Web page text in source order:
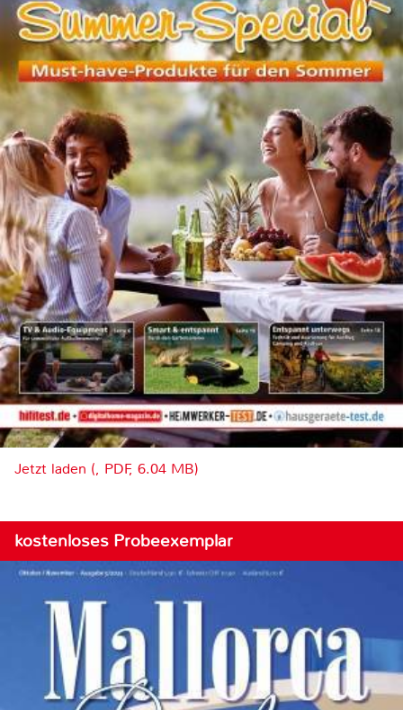
Jetzt laden (, PDF, 6.04 MB)
kostenloses Probeexemplar